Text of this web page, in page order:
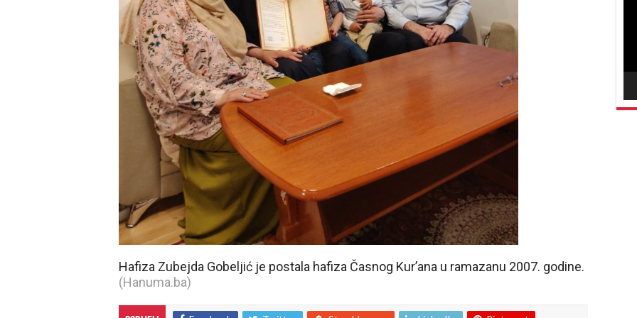
Hafiza Zubejda Gobeljić je postala hafiza Časnog Kur’ana u ramazanu 2007. godine.
(Hanuma.ba)